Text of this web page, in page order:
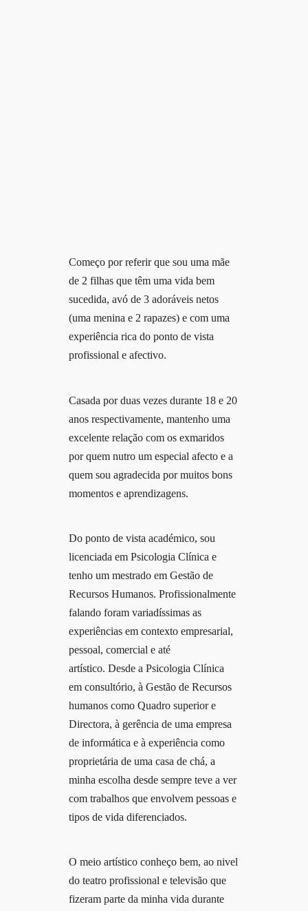
Começo por referir que sou uma mãe
de 2 filhas que têm uma vida bem
sucedida, avó de 3 adoráveis netos
(uma menina e 2 rapazes) e com uma
experiência rica do ponto de vista
profissional e afectivo.
Casada por duas vezes durante 18 e 20
anos respectivamente, mantenho uma
excelente relação com os exmaridos
por quem nutro um especial afecto e a
quem sou agradecida por muitos bons
momentos e aprendizagens.
Do ponto de vista académico, sou
licenciada em Psicologia Clínica e
tenho um mestrado em Gestão de
Recursos Humanos. Profissionalmente
falando foram variadíssimas as
experiências em contexto empresarial,
pessoal, comercial e até
artístico. Desde a Psicologia Clínica
em consultório, à Gestão de Recursos
humanos como Quadro superior e
Directora, à gerência de uma empresa
de informática e à experiência como
proprietária de uma casa de chá, a
minha escolha desde sempre teve a ver
com trabalhos que envolvem pessoas e
tipos de vida diferenciados.
O meio artístico conheço bem, ao nivel
do teatro profissional e televisão que
fizeram parte da minha vida durante